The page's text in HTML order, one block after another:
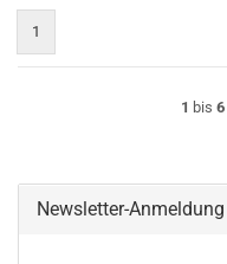
1
1 bis 6
Newsletter-Anmeldung